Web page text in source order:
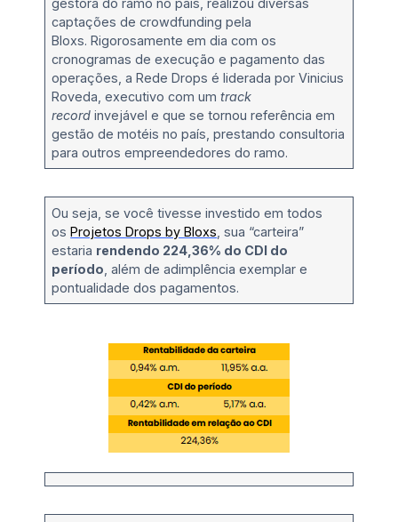
gestora do ramo no país, realizou diversas
captações de crowdfunding pela
Bloxs. Rigorosamente em dia com os
cronogramas de execução e pagamento das
operações, a Rede Drops é liderada por Vinicius
Roveda, executivo com umtrack
record invejável e que se tornou referência em
gestão de motéis no país, prestando consultoria
para outros empreendedores do ramo.
Ou seja, se você tivesse investido em todos
osProjetos Drops by Bloxs , sua “carteira”
estaria rendendo 224,36% do CDI do
período , além de adimplência exemplar e
pontualidade dos pagamentos.